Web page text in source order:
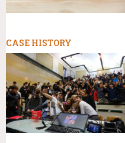
CASE HISTORY